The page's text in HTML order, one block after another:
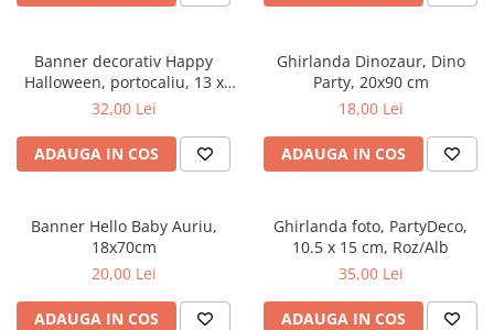
Banner decorativ Happy
Halloween, portocaliu, 13 x
210 cm
32,00 Lei
ADAUGA IN COS
Ghirlanda Dinozaur, Dino
Party, 20x90 cm
18,00 Lei
ADAUGA IN COS
Banner Hello Baby Auriu,
18x70cm
20,00 Lei
ADAUGA IN COS
Ghirlanda foto, PartyDeco,
10.5 x 15 cm, Roz/Alb
35,00 Lei
ADAUGA IN COS